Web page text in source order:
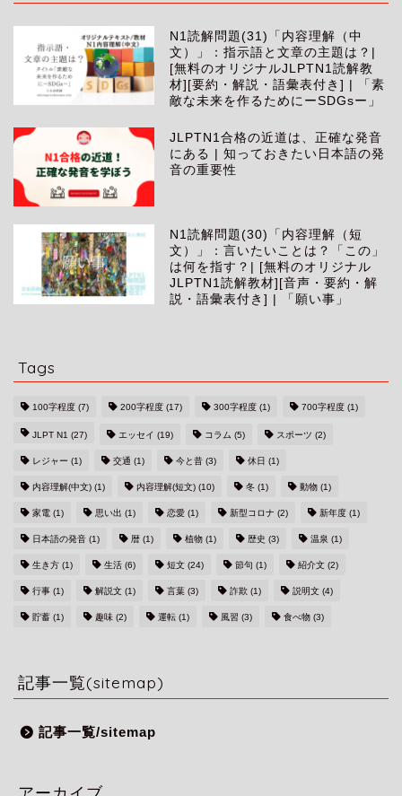
N1読解問題(31)「内容理解（中
文）」：指示語と文章の主題は？|
[無料のオリジナルJLPTN1読解教
材][要約・解説・語彙表付き] | 「素
敵な未来を作るためにーSDGsー」
JLPTN1合格の近道は、正確な発音
にある | 知っておきたい日本語の発
音の重要性
N1読解問題(30)「内容理解（短
文）」：言いたいことは？「この」
は何を指す？| [無料のオリジナル
JLPTN1読解教材][音声・要約・解
説・語彙表付き] | 「願い事」
Tags
100字程度 (7) 200字程度 (17) 300字程度 (1) 700字程度 (1)
JLPT N1 (27) エッセイ (19) コラム (5) スポーツ (2)
レジャー (1) 交通 (1) 今と昔 (3) 休日 (1)
内容理解(中文) (1) 内容理解(短文) (10) 冬 (1) 動物 (1)
家電 (1) 思い出 (1) 恋愛 (1) 新型コロナ (2) 新年度 (1)
日本語の発音 (1) 暦 (1) 植物 (1) 歴史 (3) 温泉 (1)
生き方 (1) 生活 (6) 短文 (24) 節句 (1) 紹介文 (2)
行事 (1) 解説文 (1) 言葉 (3) 詐欺 (1) 説明文 (4)
貯蓄 (1) 趣味 (2) 運転 (1) 風習 (3) 食べ物 (3)
記事一覧(sitemap)
記事一覧/sitemap